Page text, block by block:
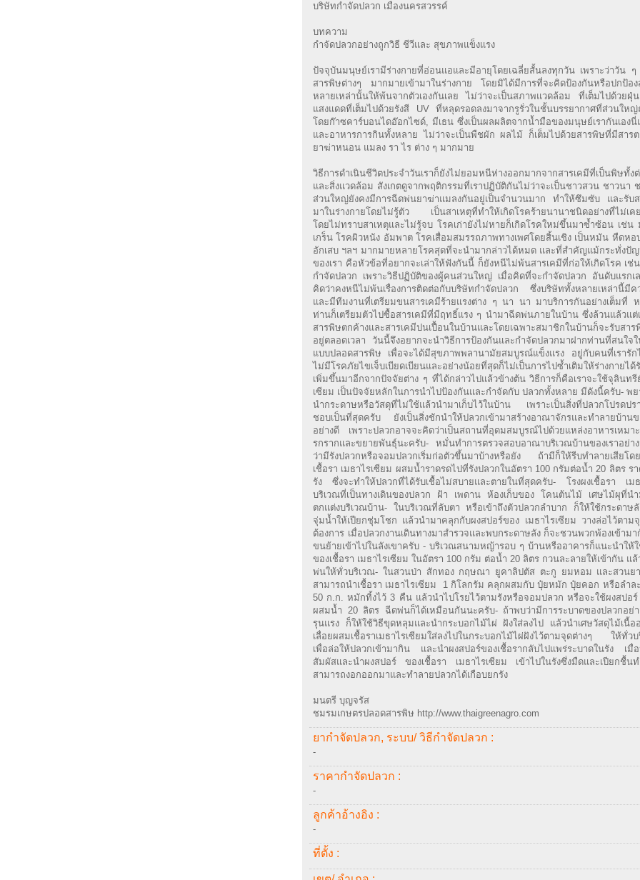
บริษัทกำจัดปลวก เมืองนครสวรรค์
บทความ
กำจัดปลวกอย่างถูกวิธี ชีวีและ สุขภาพแข็งแรง
ปัจจุบันมนุษย์เรามีร่างกายที่อ่อนแอและมีอายุโดยเฉลี่ยสั้นลงทุกวัน เพราะว่าวัน ๆ
สารพิษต่างๆ มากมายเข้ามาในร่างกาย โดยมิได้มีการที่จะคิดป้องกันหรือปกป้อง
หลายเหล่านั้นให้พ้นจากตัวเองกันเลย ไม่ว่าจะเป็นสภาพแวดล้อม ที่เต็มไปด้วย
แสงแดดที่เต็มไปด้วยรังสี UV ที่หลุดรอดลงมาจากรูรั่วในชั้นบรรยากาศที่ส่วนใหญ่
โดยก๊าซคาร์บอนไดอ๊อกไซด์, มีเธน ซึ่งเป็นผลผลิตจากน้ำมือของมนุษย์เรากันเอง
และอาหารการกินทั้งหลาย ไม่ว่าจะเป็นพืชผัก ผลไม้ ก็เต็มไปด้วยสารพิษที่มีสารต
ยาฆ่าหนอน แมลง รา ไร ต่าง ๆ มากมาย
วิธีการดำเนินชีวิตประจำวันเราก็ยังไม่ยอมหนีห่างออกมากจากสารเคมีที่เป็นพิษทั้ง
และสิ่งแวดล้อม สังเกตดูจากพฤติกรรมที่เราปฏิบัติกันไม่ว่าจะเป็นชาวสวน ชาวนา
ส่วนใหญ่ยังคงมีการฉีดพ่นยาฆ่าแมลงกันอยู่เป็นจำนวนมาก ทำให้ซึมซับ และรับส
มาในร่างกายโดยไม่รู้ตัว เป็นสาเหตุที่ทำให้เกิดโรคร้ายนานาชนิดอย่างที่ไม่เค
โดยไม่ทราบสาเหตุและไม่รู้จบ โรคเก่ายังไม่หายก็เกิดโรคใหม่ขึ้นมาซ้ำซ้อน เช่น
เกร็น โรคผิวหนัง อัมพาต โรคเสื่อมสมรรถภาพทางเพศโดยสิ้นเชิง เป็นหมัน หืดหอ
อักเสบ ฯลฯ มากมายหลายโรคสุดที่จะนำมากล่าวได้หมด และที่สำคัญแม้กระทั่งปั
ของเรา คือหัวข้อที่อยากจะเล่าให้ฟังกันนี้ ก็ยังหนีไม่พ้นสารเคมีที่ก่อให้เกิดโรค เช่น
กำจัดปลวก เพราะวิธีปฏิบัติของผู้คนส่วนใหญ่ เมื่อคิดที่จะกำจัดปลวก อันดับแรก
คิดว่าคงหนีไม่พ้นเรื่องการติดต่อกับบริษัทกำจัดปลวก ซึ่งบริษัททั้งหลายเหล่านี้มีค
และมีทีมงานที่เตรียมขนสารเคมีร้ายแรงต่าง ๆ นา นา มาบริการกันอย่างเต็มที่
ท่านก็เตรียมตัวไปซื้อสารเคมีที่มีฤทธิ์แรง ๆ นำมาฉีดพ่นภายในบ้าน ซึ่งล้วนแล้วแต่
สารพิษตกค้างและสารเคมีปนเปื้อนในบ้านและโดยเฉพาะสมาชิกในบ้านก็จะรับสาร
อยู่ตลอดเวลา วันนี้จึงอยากจะนำวิธีการป้องกันและกำจัดปลวกมาฝากท่านที่สนใจ
แบบปลอดสารพิษ เพื่อจะได้มีสุขภาพพลานามัยสมบูรณ์แข็งแรง อยู่กับคนที่เรารั
ไม่มีโรคภัยไขเจ็บเบียดเบียนและอย่างน้อยที่สุดก็ไม่เป็นการไปซ้ำเติมให้ร่างกายได้
เพิ่มขึ้นมาอีกจากปัจจัยต่าง ๆ ที่ได้กล่าวไปแล้วข้างต้น วิธีการก็คือเราจะใช้จุลินทรีย์
เซียม เป็นปัจจัยหลักในการนำไปป้องกันและกำจัดกับ ปลวกทั้งหลาย มีดังนี้ครับ- พ
นำกระดาษหรือวัสดุที่ไม่ใช้แล้วนำมาเก็บไว้ในบ้าน เพราะเป็นสิ่งที่ปลวกโปรดป
ชอบเป็นที่สุดครับ ยังเป็นสิ่งชักนำให้ปลวกเข้ามาสร้างอาณาจักรและทำลายบ้านข
อย่างดี เพราะปลวกอาจจะคิดว่าเป็นสถานที่อุดมสมบูรณ์ไปด้วยแหล่งอาหารเหมา
รกรากและขยายพันธุ์นะครับ- หมั่นทำการตรวจสอบอาณาบริเวณบ้านของเราอย่าง
ว่ามีรังปลวกหรือจอมปลวกเริ่มก่อตัวขึ้นมาบ้างหรือยัง ถ้ามีก็ให้รีบทำลายเสียโด
เชื้อรา เมธาไรเซียม ผสมน้ำราดรดไปที่รังปลวกในอัตรา 100 กรัมต่อน้ำ 20 ลิตร ร
รัง ซึ่งจะทำให้ปลวกที่ได้รับเชื้อไม่สบายและตายในที่สุดครับ- โรงผงเชื้อรา เมธ
บริเวณที่เป็นทางเดินของปลวก ฝ้า เพดาน ห้องเก็บของ โคนต้นไม้ เศษไม้ผุที่นำ
ตกแต่งบริเวณบ้าน- ในบริเวณที่ลับตา หรือเข้าถึงตัวปลวกลำบาก ก็ให้ใช้กระดาษลั
จุ่มน้ำให้เปียกชุ่มโชก แล้วนำมาคลุกกับผงสปอร์ของ เมธาไรเซียม วางล่อไว้ตาม
ต้องการ เมื่อปลวกงานเดินทางมาสำรวจและพบกระดาษลัง ก็จะชวนพวกพ้องเข้าม
ขนย้ายเข้าไปในลังเขาครับ - บริเวณสนามหญ้ารอบ ๆ บ้านหรืออาคารก็แนะนำให้
ของเชื้อรา เมธาไรเซียม ในอัตรา 100 กรัม ต่อน้ำ 20 ลิตร กวนละลายให้เข้ากัน แ
พ่นให้ทั่วบริเวณ- ในสวนป่า สักทอง กฤษณา ยูคาลิปตัส ตะกู ยมหอม และสวนย
สามารถนำเชื้อรา เมธาไรเซียม  1 กิโลกรัม คลุกผสมกับ ปุ๋ยหมัก ปุ๋ยคอก หรือลำละ
50 ก.ก. หมักทิ้งไว้ 3 คืน แล้วนำไปโรยไว้ตามรังหรือจอมปลวก หรือจะใช้ผงสปอร์
ผสมน้ำ 20 ลิตร ฉีดพ่นก็ได้เหมือนกันนะครับ- ถ้าพบว่ามีการระบาดของปลวกอย่า
รุนแรง ก็ให้ใช้วิธีขุดหลุมและนำกระบอกไม้ไผ่ ฝังใส่ลงไป แล้วนำเศษวัสดุไม้เนื้อ
เลื่อยผสมเชื้อราเมธาไรเซียมใส่ลงไปในกระบอกไม้ไผ่ฝังไว้ตามจุดต่างๆ ให้ทั่ว
เพื่อล่อให้ปลวกเข้ามากิน และนำผงสปอร์ของเชื้อรากลับไปแพร่ระบาดในรัง เมื่
สัมผัสและนำผงสปอร์ ของเชื้อรา เมธาไรเซียม เข้าไปในรังซึ่งมืดและเปียกชื้น
สามารถงอกออกมาและทำลายปลวกได้เกือบยกรัง
มนตรี บุญจรัส
ชมรมเกษตรปลอดสารพิษ http://www.thaigreenagro.com
ยากำจัดปลวก, ระบบ/ วิธีกำจัดปลวก :
-
ราคากำจัดปลวก :
-
ลูกค้าอ้างอิง :
-
ที่ตั้ง :